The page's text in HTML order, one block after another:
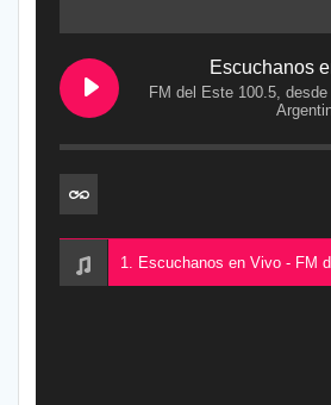
Escuchanos
FM del Este 100.5,